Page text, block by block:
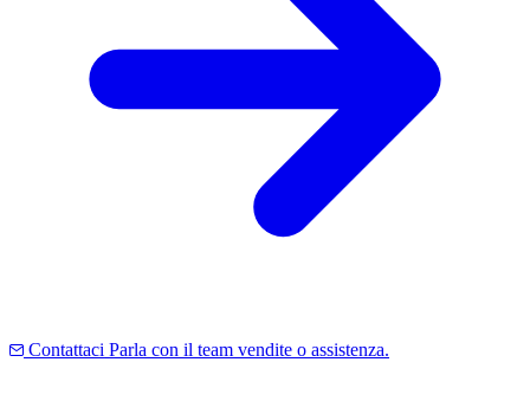
Contattaci Parla con il team vendite o assistenza.